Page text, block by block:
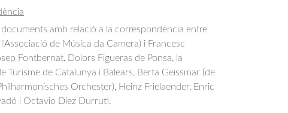
amb relació a la correspondència entre
l'Associació de Música da Camera) i Francesc
Fontbernat, Dolors Figueras de Ponsa, la
Turisme de Catalunya i Balears, Berta Geissmar (de
Orchester), Heinz Frielaender, Enric
i Octavio Diez Durruti.